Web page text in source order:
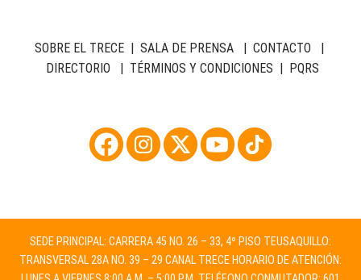
SOBRE EL TRECE| SALA DE PRENSA| CONTACTO |
DIRECTORIO | TÉRMINOS Y CONDICIONES | PQRS
SEDE PRINCIPAL: CARRERA 45 NO. 26 – 33, 4º PISO TEUSAQUILLO:
TRANSVERSAL 28A NO. 39 – 29 CANAL TRECE HORARIO DE ATENCIÓN: